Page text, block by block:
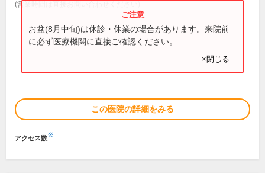
(営業時間は直接お問い合わせください)
お盆(8月中旬)は休診・休業の場合があります。来院前
に必ず医療機関に直接ご確認ください。
×閉じる
この医院の詳細をみる
アクセス数※